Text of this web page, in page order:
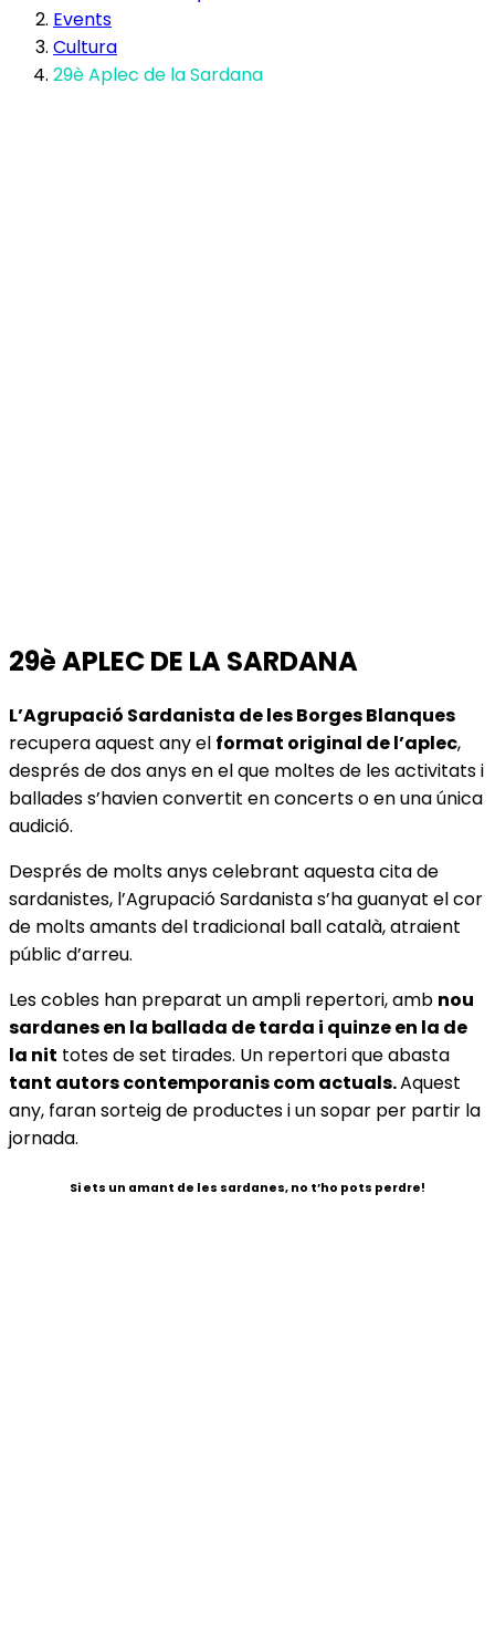
Events
Cultura
29è Aplec de la Sardana
29è APLEC DE LA SARDANA
L’Agrupació Sardanista de les Borges Blanques
recupera aquest any el format original de l’aplec,
després de dos anys en el que moltes de les activitats i
ballades s’havien convertit en concerts o en una única
audició.
Després de molts anys celebrant aquesta cita de
sardanistes, l’Agrupació Sardanista s’ha guanyat el cor
de molts amants del tradicional ball català, atraient
públic d’arreu.
Les cobles han preparat un ampli repertori, amb nou
sardanes en la ballada de tarda i quinze en la de
la nit totes de set tirades. Un repertori que abasta
tant autors contemporanis com actuals.Aquest
any, faran sorteig de productes i un sopar per partir la
jornada.
Si ets un amant de les sardanes, no t’ho pots perdre!